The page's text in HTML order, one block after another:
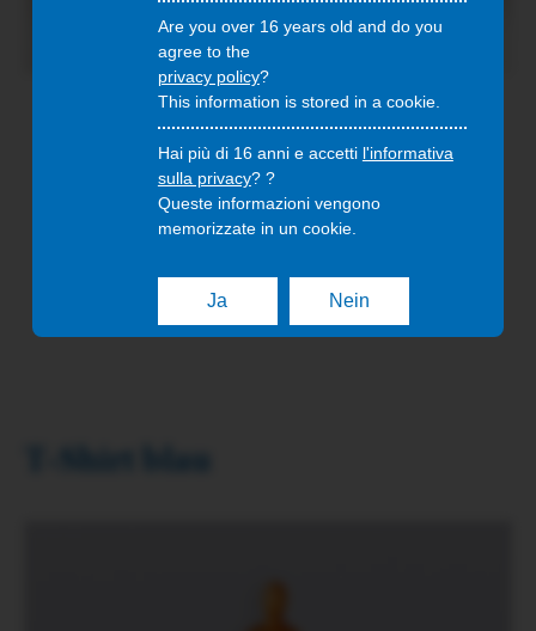
Are you over 16 years old and do you
agree to the
privacy policy?
This information is stored in a cookie.
Hai più di 16 anni e accetti l'informativa
sulla privacy? ?
Queste informazioni vengono
memorizzate in un cookie.
Ja Nein
14,90 €